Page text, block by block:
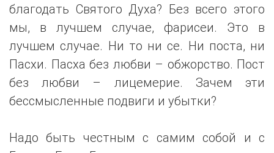
благодать Святого Духа? Без всего этого
мы, в лучшем случае, фарисеи. Это в
лучшем случае. Ни то ни се. Ни поста, ни
Пасхи. Пасха без любви – обжорство. Пост
без любви – лицемерие. Зачем эти
бессмысленные подвиги и убытки?
Надо быть честным с самим собой и с